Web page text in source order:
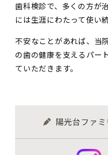
歯科検診で、多くの方が
には生涯にわたって使い
不安なことがあれば、当
の歯の健康を支えるパー
ていただきます。
陽光台ファ